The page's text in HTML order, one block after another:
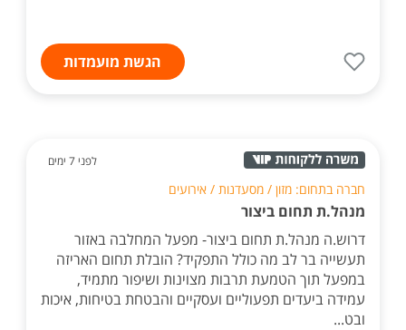
הגשת מועמדות
לפני 7 ימים
חברה בתחום: מזון / מסעדנות / אירועים
מנהל.ת תחום ביצור
דרוש.ה מנהל.ת תחום ביצור- מפעל המחלבה באזור
תעשייה בר לב מה כולל התפקיד? הובלת תחום האריזה
במפעל תוך הטמעת תרבות מצוינות ושיפור מתמיד,
עמידה ביעדים תפעוליים ועסקיים והבטחת בטיחות, איכות
ובט...